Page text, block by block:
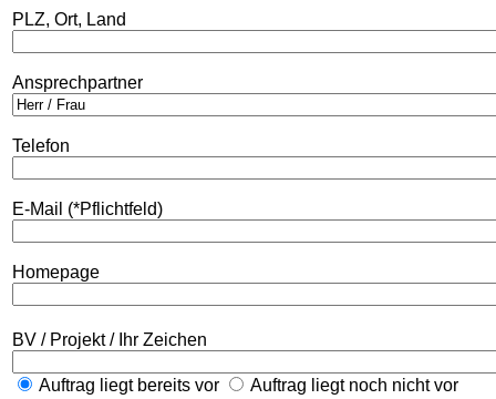
PLZ, Ort, Land
Ansprechpartner
Telefon
E-Mail (*Pflichtfeld)
Homepage
BV / Projekt / Ihr Zeichen
Auftrag liegt bereits vor Auftrag liegt noch nicht vor